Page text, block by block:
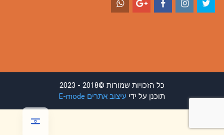
כל הזכויות שמורות ©2018 - 2023
תוכנן על ידי עיצוב אתרים E-mode